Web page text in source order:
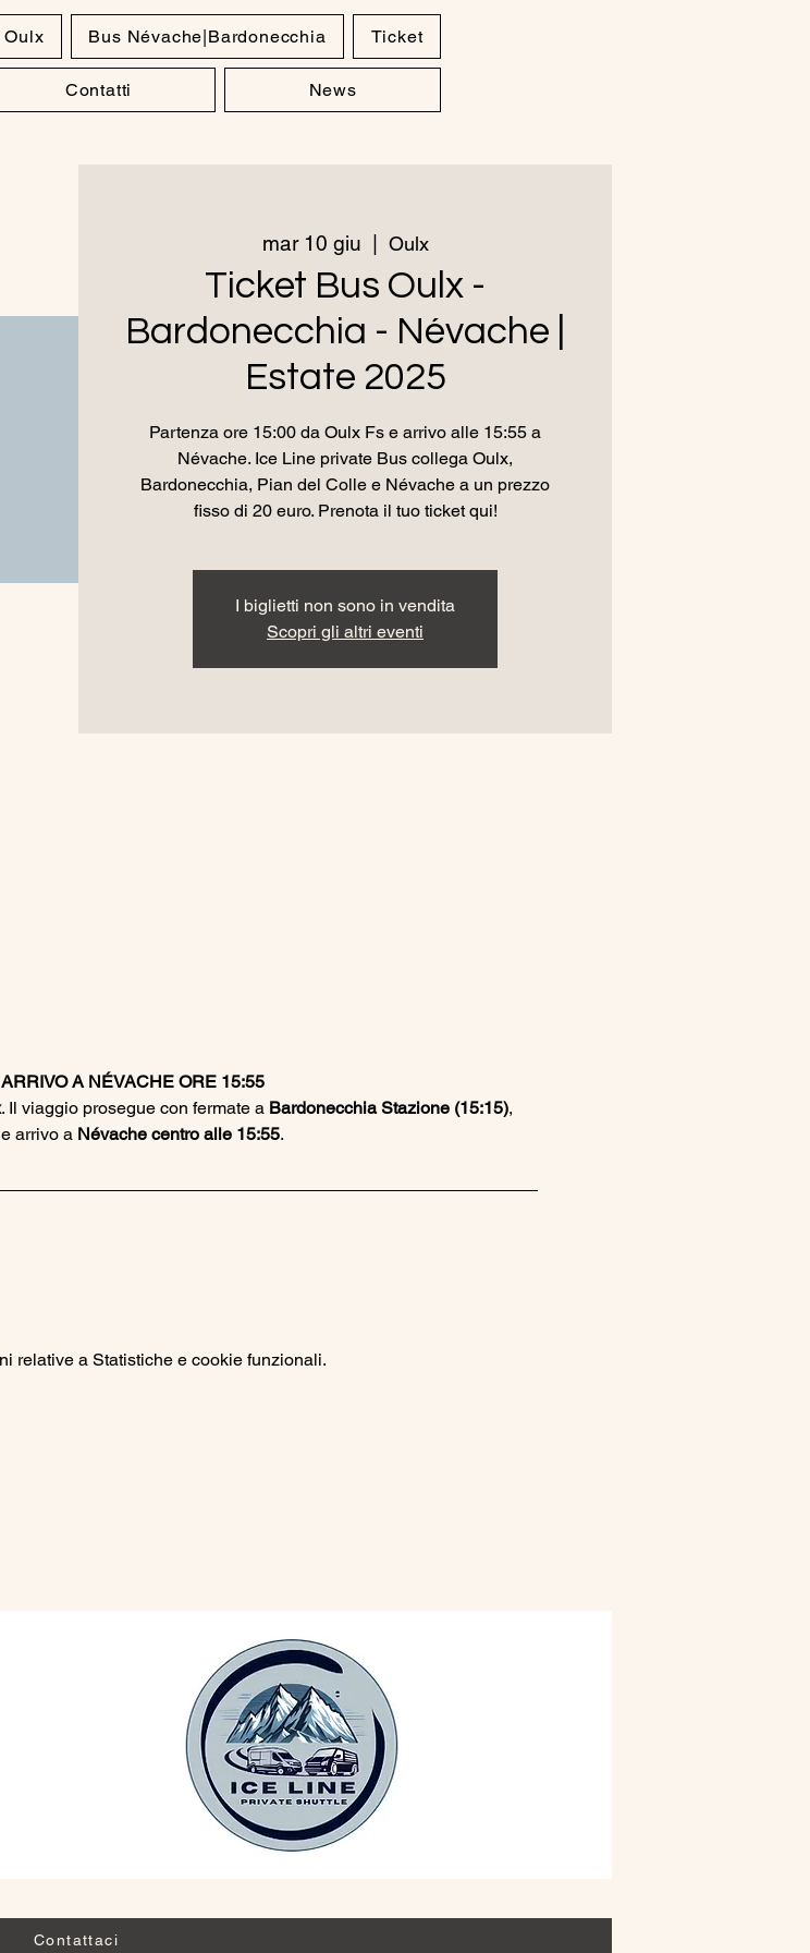
Oulx Bus Névache|Bardonecchia Ticket
Contatti News
mar 10 giu Oulx
Ticket Bus Oulx -
Bardonecchia - Névache |
Estate 2025
Partenza ore 15:00 da Oulx Fs e arrivo alle 15:55 a
Névache. Ice Line private Bus collega Oulx,
Bardonecchia, Pian del Colle e Névache a un prezzo
fisso di 20 euro. Prenota il tuo ticket qui!
I biglietti non sono in vendita
Scopri gli altri eventi
A NÉVACHE ORE 15:55
. Il viaggio prosegue con fermate a Bardonecchia Stazione (15:15),
arrivo a Névache centro alle 15:55.
relative a Statistiche e cookie funzionali.
Contattaci